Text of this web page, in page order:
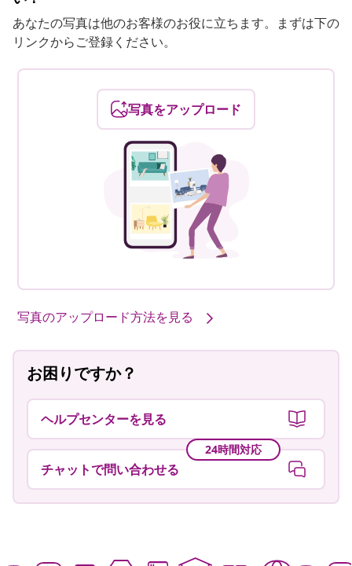
あなたの写真は他のお客様のお役に立ちます。まずは下の
リンクからご登録ください。
写真をアップロード
写真のアップロード方法を見る
お困りですか？
ヘルプセンターを見る
24時間対応
チャットで問い合わせる